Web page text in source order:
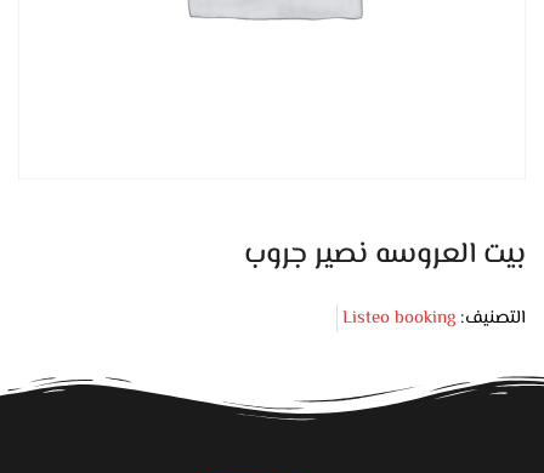
بيت العروسه نصير جروب
التصنيف: Listeo booking